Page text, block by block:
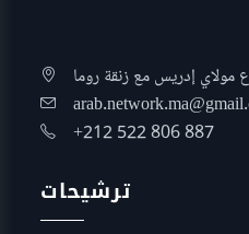
مولاي إدريس مع زنقة روما
+212 522 806 887
ترشيحات